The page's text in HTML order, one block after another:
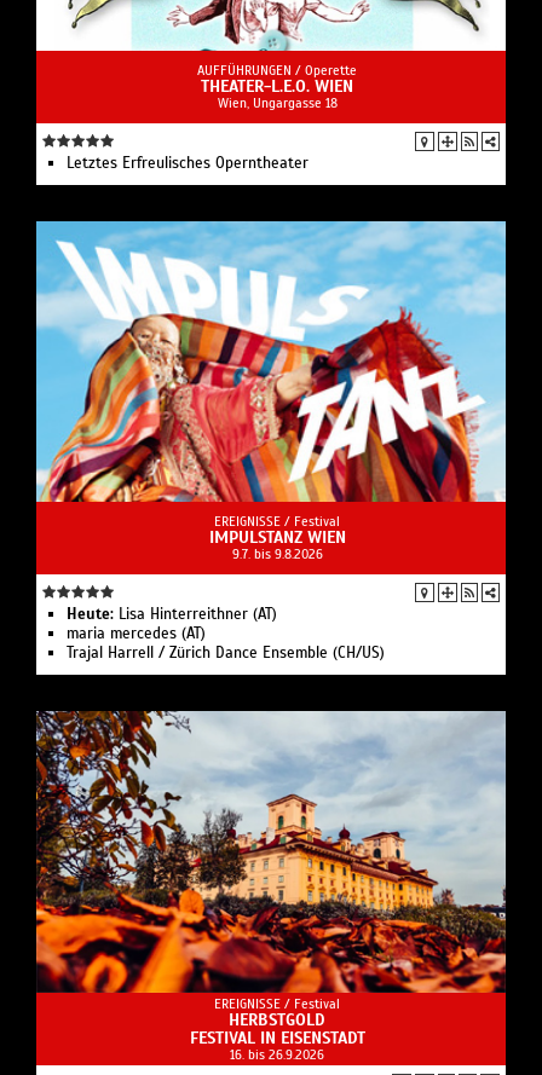
AUFFÜHRUNGEN / Operette
THEATER-L.E.O. WIEN
Wien, Ungargasse 18
Letztes Erfreulisches Operntheater
EREIGNISSE / Festival
IMPULSTANZ WIEN
9.7. bis 9.8.2026
Heute: Lisa Hinterreithner (AT)
maria mercedes (AT)
Trajal Harrell / Zürich Dance Ensemble (CH/US)
EREIGNISSE / Festival
HERBSTGOLD
FESTIVAL IN EISENSTADT
16. bis 26.9.2026